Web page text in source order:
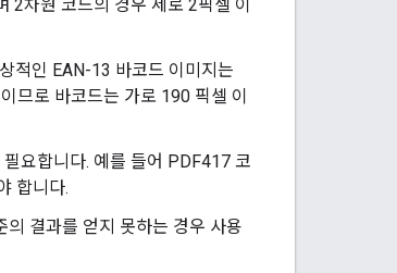
2차원 코드의 경우 세로 2픽셀 이
적인 EAN-13 바코드 이미지는
므로 바코드는 가로 190 픽셀 이
요합니다. 예를 들어 PDF417 코
합니다.
의 결과를 얻지 못하는 경우 사용